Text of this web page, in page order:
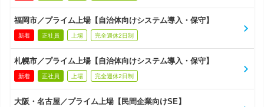
福岡市／プライム上場【自治体向けシステム導入・保守】
新着 正社員 上場 完全週休2日制
札幌市／プライム上場【自治体向けシステム導入・保守】
新着 正社員 上場 完全週休2日制
大阪・名古屋／プライム上場【民間企業向けSE】